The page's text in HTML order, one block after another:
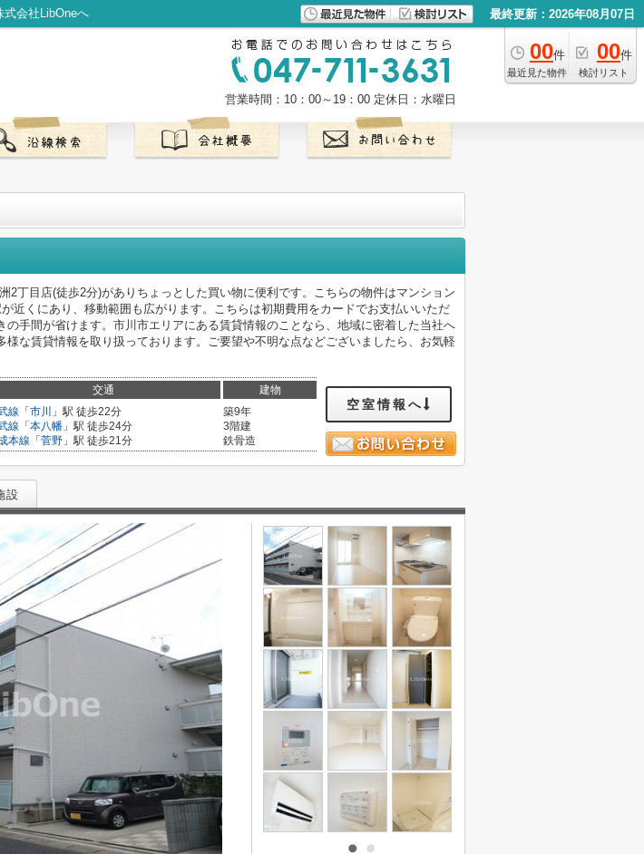
式会社LibOneへ 最終更新：2026年08月07日
00件
最近見た物件
00件
検討リスト
営業時間：10：00～19：00 定休日：水曜日
2丁目店(徒歩2分)がありちょっとした買い物に便利です。こちらの物件はマンション
近くにあり、移動範囲も広がります。こちらは初期費用をカードでお支払いいただ
の手間が省けます。市川市エリアにある賃貸情報のことなら、地域に密着した当社へ
様な賃貸情報を取り扱っております。ご要望や不明な点などございましたら、お気軽
交通 建物
線 「 市川
」駅 徒歩22分
線 「 本八幡 」駅 徒歩24分
本線 「 菅野 」駅 徒歩21分
築9年
3階建
鉄骨造
空室情報へ
設